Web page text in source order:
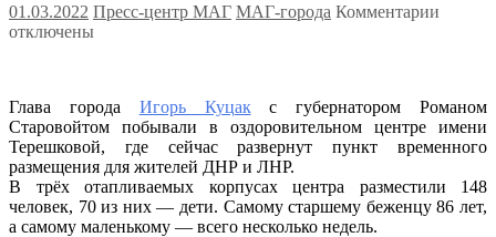
01.03.2022 Пресс-центр МАГ МАГ-города Комментарии
Куцак
и
отключены
Глава города Игорь Куцакс губернатором Романом
Старовойтом побывали в оздоровительном центре имени
Терешковой, где сейчас развернут пункт временного
размещения для жителей ДНР и ЛНР.
В трёх отапливаемых корпусах центра разместили 148
человек, 70 из них — дети. Самому старшему беженцу 86 лет,
а самому маленькому — всего несколько недель.